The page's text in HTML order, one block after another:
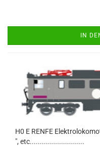
IN
H0 E RENFE
", etc...........................